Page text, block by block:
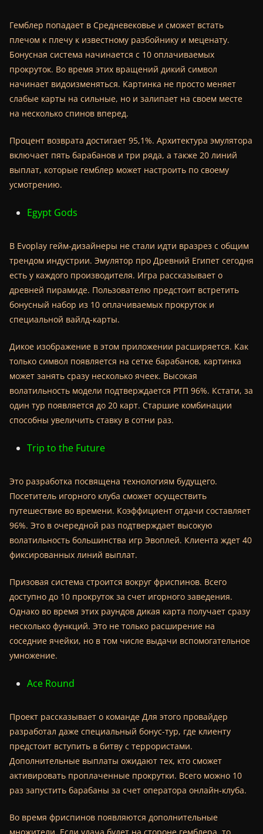
Гемблер попадает в Средневековье и сможет встать
плечом к плечу к известному разбойнику и меценату.
Бонусная система начинается с 10 оплачиваемых
прокруток. Во время этих вращений дикий символ
начинает видоизменяться. Картинка не просто меняет
слабые карты на сильные, но и залипает на своем месте
на несколько спинов вперед.
Процент возврата достигает 95,1%. Архитектура эмулятора
включает пять барабанов и три ряда, а также 20 линий
выплат, которые гемблер может настроить по своему
усмотрению.
Egypt Gods
В Evoplay гейм-дизайнеры не стали идти вразрез с общим
трендом индустрии. Эмулятор про Древний Египет сегодня
есть у каждого производителя. Игра рассказывает о
древней пирамиде. Пользователю предстоит встретить
бонусный набор из 10 оплачиваемых прокруток и
специальной вайлд-карты.
Дикое изображение в этом приложении расширяется. Как
только символ появляется на сетке барабанов, картинка
может занять сразу несколько ячеек. Высокая
волатильность модели подтверждается РТП 96%. Кстати, за
один тур появляется до 20 карт. Старшие комбинации
способны увеличить ставку в сотни раз.
Trip to the Future
Это разработка посвящена технологиям будущего.
Посетитель игорного клуба сможет осуществить
путешествие во времени. Коэффициент отдачи составляет
96%. Это в очередной раз подтверждает высокую
волатильность большинства игр Эвоплей. Клиента ждет 40
фиксированных линий выплат.
Призовая система строится вокруг фриспинов. Всего
доступно до 10 прокруток за счет игорного заведения.
Однако во время этих раундов дикая карта получает сразу
несколько функций. Это не только расширение на
соседние ячейки, но в том числе выдачи вспомогательное
умножение.
Ace Round
Проект рассказывает о команде Для этого провайдер
разработал даже специальный бонус-тур, где клиенту
предстоит вступить в битву с террористами.
Дополнительные выплаты ожидают тех, кто сможет
активировать проплаченные прокрутки. Всего можно 10
раз запустить барабаны за счет оператора онлайн-клуба.
Во время фриспинов появляются дополнительные